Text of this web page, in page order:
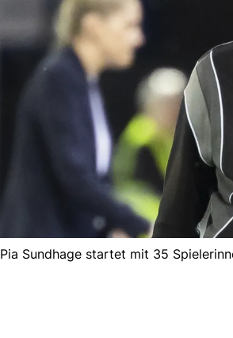
Pia Sundhage startet mit 35